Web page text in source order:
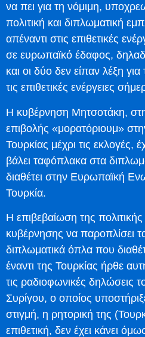
να πει για τη νόμιμη,
πολιτική και διπλωματική
απέναντι στις επιθετικές
σε ευρωπαϊκό έδαφος,
και οι δύο δεν είπαν λέξη
τις επιθετικές ενέργειες
Η κυβέρνηση Μητσοτάκη,
επιβολής «μορατόριουμ»
Τουρκίας μέχρι τις εκλογές,
βάλει ταφόπλακα στα
διαθέτει στην Ευρωπαϊκή
Τουρκία.
Η επιβεβαίωση της
κυβέρνησης να παροπλίσει
διπλωματικά όπλα που
έναντι της Τουρκίας ήρθε
τις ραδιοφωνικές δηλώσεις
Συρίγου, ο οποίος
στιγμή, η ρητορική της
επιθετική, δεν έχει κάνει